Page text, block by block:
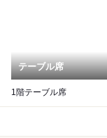
テーブル席
1階テーブル席